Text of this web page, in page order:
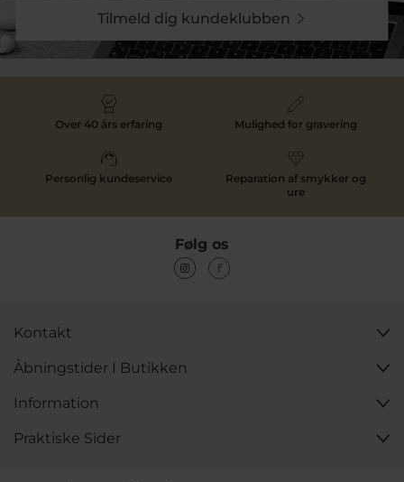
Tilmeld dig kundeklubben
Over 40 års erfaring Mulighed for gravering
Personlig kundeservice
Reparation af smykker og
ure
Følg os
Kontakt
Åbningstider I Butikken
Information
Praktiske Sider